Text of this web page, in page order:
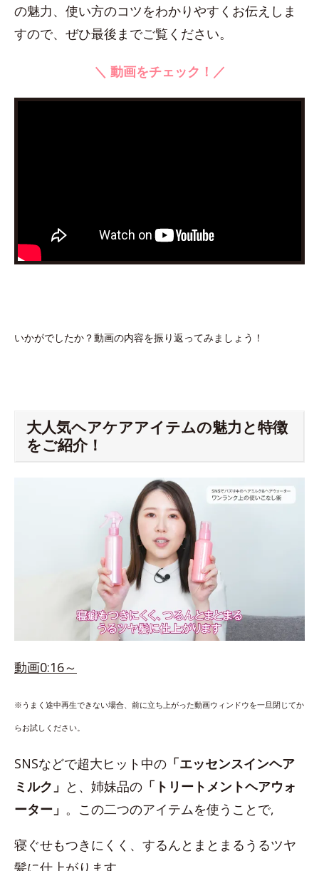
の魅力、使い方のコツをわかりやすくお伝えしま
すので、ぜひ最後までご覧ください。
＼ 動画をチェック！／
いかがでしたか？動画の内容を振り返ってみましょう！
大人気ヘアケアアイテムの魅力と特徴
をご紹介！
動画0:16～
※うまく途中再生できない場合、前に立ち上がった動画ウィンドウを一旦閉じてか
らお試しください。
SNSなどで超大ヒット中の 「エッセンスインヘア
ミルク」 と、姉妹品の 「トリートメントヘアウォ
ーター」 。この二つのアイテムを使うことで,
寝ぐせもつきにくく、するんとまとまるうるツヤ